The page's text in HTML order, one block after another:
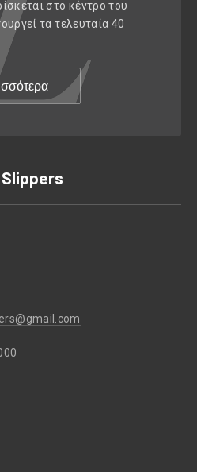
στο κέντρο του
τα τελευταία 40